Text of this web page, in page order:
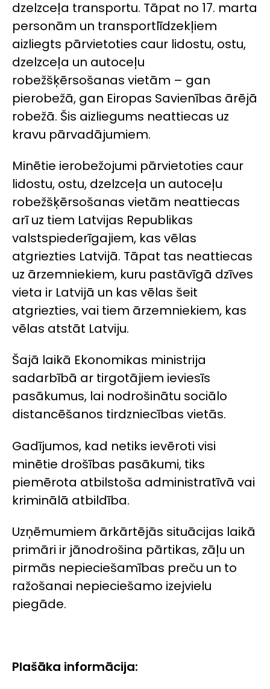
dzelzceļa transportu. Tāpat no 17. marta
personām un transportlīdzekļiem
aizliegts pārvietoties caur lidostu, ostu,
dzelzceļa un autoceļu
robežšķērsošanas vietām – gan
pierobežā, gan Eiropas Savienības ārējā
robežā. Šis aizliegums neattiecas uz
kravu pārvadājumiem.
Minētie ierobežojumi pārvietoties caur
lidostu, ostu, dzelzceļa un autoceļu
robežšķērsošanas vietām neattiecas
arī uz tiem Latvijas Republikas
valstspiederīgajiem, kas vēlas
atgriezties Latvijā. Tāpat tas neattiecas
uz ārzemniekiem, kuru pastāvīgā dzīves
vieta ir Latvijā un kas vēlas šeit
atgriezties, vai tiem ārzemniekiem, kas
vēlas atstāt Latviju.
Šajā laikā Ekonomikas ministrija
sadarbībā ar tirgotājiem ieviesīs
pasākumus, lai nodrošinātu sociālo
distancēšanos tirdzniecības vietās.
Gadījumos, kad netiks ievēroti visi
minētie drošības pasākumi, tiks
piemērota atbilstoša administratīvā vai
kriminālā atbildība.
Uzņēmumiem ārkārtējās situācijas laikā
primāri ir jānodrošina pārtikas, zāļu un
pirmās nepieciešamības preču un to
ražošanai nepieciešamo izejvielu
piegāde.
Plašāka informācija: